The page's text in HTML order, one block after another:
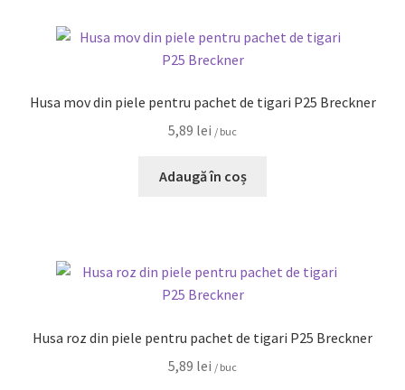
Husa mov din piele pentru pachet de tigari P25 Breckner
5,89 lei / buc
Adaugă în coș
Husa roz din piele pentru pachet de tigari P25 Breckner
5,89 lei / buc